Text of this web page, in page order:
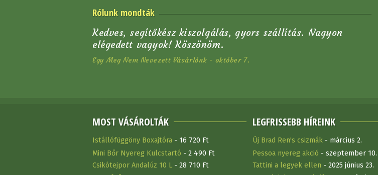
Egyenes (20 Mm)
8 180 Ft
Rólunk mondták
Kedves, segítőkész kiszolgálás, gyors szállítás. Nagyon
elégedett vagyok! Köszönöm.
Egy Meg Nem Nevezett Vásárlónk - október 7.
MOST VÁSÁROLTÁK
Istállófüggöny Boxajtóra - 16 720 Ft
Mini Bőr Nyereg Kulcstartó - 2 490 Ft
Csikótejpor Andalúz 10 L - 28 710 Ft
LEGFRISSEBB HÍREINK
Új Brad Ren's csizmák- március 2.
Pessoa nyereg akció - szeptember 10.
Tattini a legyek ellen - 2025 június 23.